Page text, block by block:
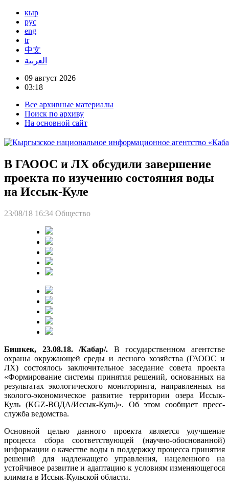
кыр
рус
eng
tr
中文
العربية
09 август 2026
03:18
Все архивные материалы
Поиск по архиву
На основной сайт
В ГАООС и ЛХ обсудили завершение
проекта по изучению состояния воды
на Иссык-Куле
23/08/18 16:34 Общество
Бишкек, 23.08.18. /Кабар/. В государственном агентстве
охраны окружающей среды и лесного хозяйства (ГАООС и
ЛХ) состоялось заключительное заседание совета проекта
«Формирование системы принятия решений, основанных на
результатах экологического мониторинга, направленных на
эколого-экономическое развитие территории озера Иссык-
Куль (KGZ-ВОДА/Иссык-Куль)». Об этом сообщает пресс-
служба ведомства.
Основной целью данного проекта является улучшение
процесса сбора соответствующей (научно-обоснованной)
информации о качестве воды в поддержку процесса принятия
решений для надлежащего управления, нацеленного на
устойчивое развитие и адаптацию к условиям изменяющегося
климата в Иссык-Кульской области.